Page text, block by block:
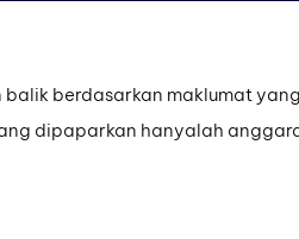
berdasarkan maklumat
dipaparkan hanyalah